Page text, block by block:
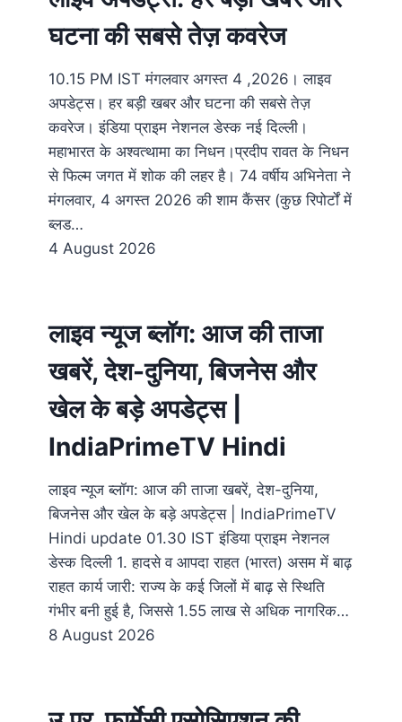
घटना की सबसे तेज़ कवरेज
10.15 PM IST मंगलवार अगस्त 4 ,2026। लाइव
अपडेट्स। हर बड़ी खबर और घटना की सबसे तेज़
कवरेज। इंडिया प्राइम नेशनल डेस्क नई दिल्ली।
महाभारत के अश्वत्थामा का निधन।प्रदीप रावत के निधन
से फिल्म जगत में शोक की लहर है। 74 वर्षीय अभिनेता ने
मंगलवार, 4 अगस्त 2026 की शाम कैंसर (कुछ रिपोर्टों में
ब्लड…
4 August 2026
लाइव न्यूज ब्लॉग: आज की ताजा
खबरें, देश-दुनिया, बिजनेस और
खेल के बड़े अपडेट्स |
IndiaPrimeTV Hindi
लाइव न्यूज ब्लॉग: आज की ताजा खबरें, देश-दुनिया,
बिजनेस और खेल के बड़े अपडेट्स | IndiaPrimeTV
Hindi update 01.30 IST इंडिया प्राइम नेशनल
डेस्क दिल्ली 1. हादसे व आपदा राहत (भारत) असम में बाढ़
राहत कार्य जारी: राज्य के कई जिलों में बाढ़ से स्थिति
गंभीर बनी हुई है, जिससे 1.55 लाख से अधिक नागरिक…
8 August 2026